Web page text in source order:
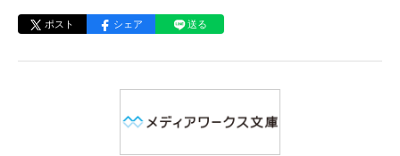
ポスト シェア 送る